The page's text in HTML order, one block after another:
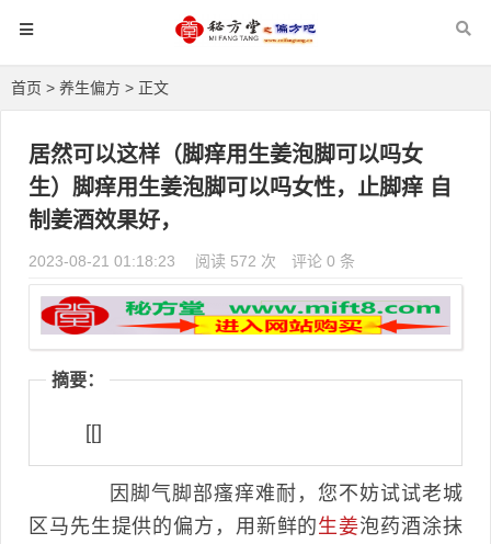
首页 > 养生偏方 > 正文
居然可以这样（脚痒用生姜泡脚可以吗女
生）脚痒用生姜泡脚可以吗女性，止脚痒 自
制姜酒效果好，
2023-08-21 01:18:23 阅读 572 次 评论 0 条
摘要：
[[]
因脚气脚部瘙痒难耐，您不妨试试老城
区马先生提供的偏方，用新鲜的生姜泡药酒涂抹